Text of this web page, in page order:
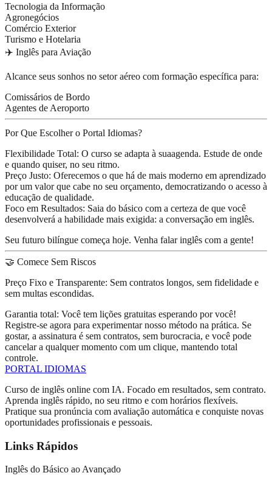
Tecnologia da Informação
Agronegócios
Comércio Exterior
Turismo e Hotelaria
✈️ Inglês para Aviação
Alcance seus sonhos no setor aéreo com formação específica para:
Comissários de Bordo
Agentes de Aeroporto
Por Que Escolher o Portal Idiomas?
Flexibilidade Total: O curso se adapta à suaagenda. Estude de onde
e quando quiser, no seu ritmo.
Preço Justo: Oferecemos o que há de mais moderno em aprendizado
por um valor que cabe no seu orçamento, democratizando o acesso à
educação de qualidade.
Foco em Resultados: Saia do básico com a certeza de que você
desenvolverá a habilidade mais exigida: a conversação em inglês.
Seu futuro bilíngue começa hoje. Venha falar inglês com a gente!
🤝 Comece Sem Riscos
Preço Fixo e Transparente: Sem contratos longos, sem fidelidade e
sem multas escondidas.
Garantia total: Você tem lições gratuitas esperando por você!
Registre-se agora para experimentar nosso método na prática. Se
gostar, a assinatura é sem contratos, sem burocracia, e você pode
cancelar a qualquer momento com um clique, mantendo total
controle.
PORTAL IDIOMAS
Curso de inglês online com IA. Focado em resultados, sem contrato.
Aprenda inglês rápido, no seu ritmo e com horários flexíveis.
Pratique sua pronúncia com avaliação automática e conquiste novas
oportunidades profissionais e pessoais.
Links Rápidos
Inglês do Básico ao Avançado